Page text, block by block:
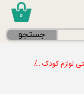
۰
جستجو
لوازم کودک